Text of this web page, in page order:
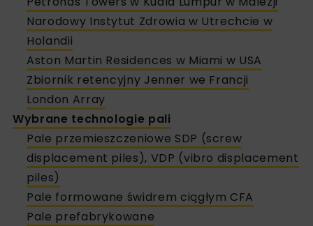
Narodowy Instytut Zdrowia w Utrechcie w
Holandii
Aston Martin Residences w Miami w USA
Zbiornik retencyjny Jenner we Francji
London Array
Wybrane technologie pali
Pale przemieszczeniowe SDP (screw
displacement piles), VDP (vibro displacement
piles)
Pale formowane świdrem ciągłym CFA
Pale prefabrykowane